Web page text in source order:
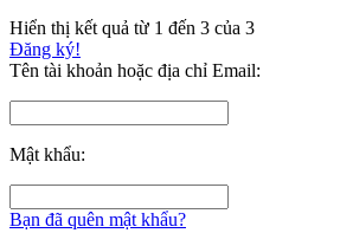
Hiển thị kết quả từ 1 đến 3 của 3
Đăng ký!
Tên tài khoản hoặc địa chỉ Email:
Mật khẩu:
Bạn đã quên mật khẩu?